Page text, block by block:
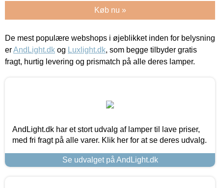
Køb nu »
De mest populære webshops i øjeblikket inden for belysning
erAndLight.dk og Luxlight.dk, som begge tilbyder gratis
fragt, hurtig levering og prismatch på alle deres lamper.
AndLight.dk har et stort udvalg af lamper til lave priser,
med fri fragt på alle varer. Klik her for at se deres udvalg.
Se udvalget på AndLight.dk